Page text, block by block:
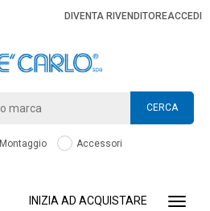
DIVENTA RIVENDITOREACCEDI
CERCA
Montaggio
Accessori
INIZIA AD ACQUISTARE